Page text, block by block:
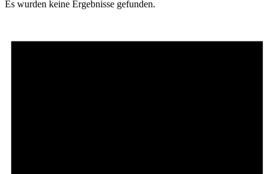
Es wurden keine Ergebnisse gefunden.